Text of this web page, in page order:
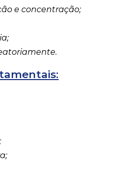
e concentração;